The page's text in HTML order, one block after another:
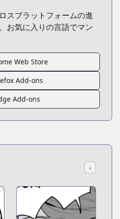
スプラットフォームの進
お気に入りの言語でマン
Web Store
Add-ons
Add-ons
↓